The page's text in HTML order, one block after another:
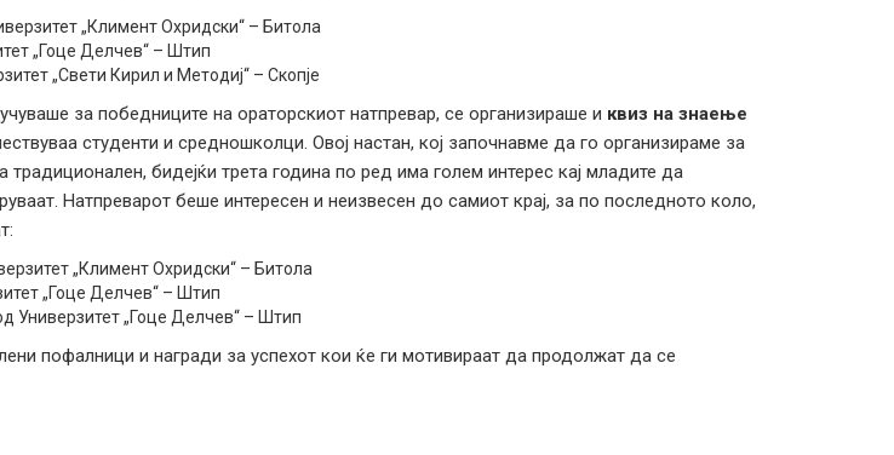
„Климент Охридски“ – Битола
„Гоце Делчев“ – Штип
„Свети Кирил и Методиј“ – Скопје
за победниците на ораторскиот натпревар, се организираше и квиз на знаење
студенти и средношколци. Овој настан, кој започнавме да го организираме за
традиционален, бидејќи трета година по ред има голем интерес кај младите да
Натпреварот беше интересен и неизвесен до самиот крај, за по последното коло,
„Климент Охридски“ – Битола
„Гоце Делчев“ – Штип
Универзитет „Гоце Делчев“ – Штип
пофалници и награди за успехот кои ќе ги мотивираат да продолжат да се